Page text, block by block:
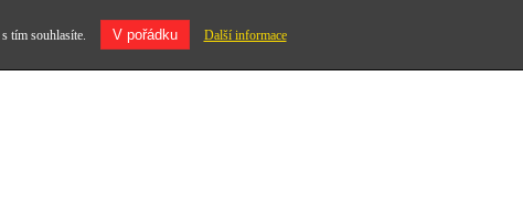
tím souhlasíte. V pořádku Další informace